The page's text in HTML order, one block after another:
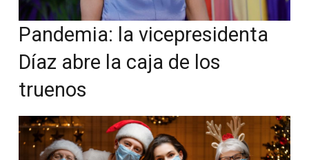
Pandemia: la vicepresidenta
Díaz abre la caja de los
truenos